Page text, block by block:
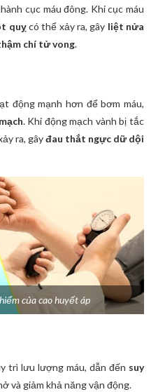
cục máu đông. Khi cục máu
quỵcó thể xảy ra, gây liệt nửa
chí tử vong.
động mạnh hơn để bơm máu,
. Khi động mạch vành bị tắc
ra, gâyđau thắt ngực dữ dội
của cao huyết áp
trì lưu lượng máu, dẫn đến suy
và giảm khả năng vận động.